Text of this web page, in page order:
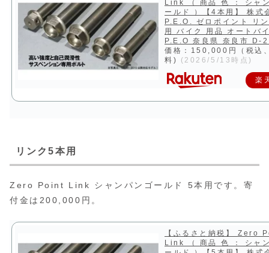
Link （ 商品 色 ： シャ
ールド ）【4本用】 株式
P.E.O. ゼロポイント リ
用 バイク 用品 オートバ
P.E.O 奈良県 奈良市 D-
価格：150,000円（税込
料)
(2026/5/13時点)
楽
リンク5本用
Zero Point Link シャンパンゴールド 5本用です。寄
付金は200,000円。
【ふるさと納税】 Zero
Link （ 商品 色 ： シャ